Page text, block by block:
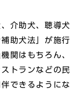
介助犬、聴導犬
助犬法」が施行
関はもちろん、
トランなどの民
できるようにな